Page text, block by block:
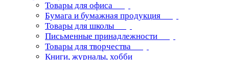
Товары для офиса
Бумага и бумажная продукция
Товары для школы
Письменные принадлежности
Товары для творчества
Книги, журналы, хобби